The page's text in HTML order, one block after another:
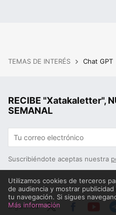
TEMAS DE INTERÉS Chat GPT
RECIBE "Xatakaletter",
SEMANAL
Suscribiéndote aceptas nuestra
Síguenos
Utilizamos cookies de terceros
de audiencia y mostrar publicidad
tu navegación. Si sigues
Más información